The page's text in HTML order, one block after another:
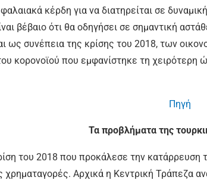
κέρδη για να διατηρείται σε
βέβαιο ότι θα οδηγήσει σε σημαντική
ως συνέπεια της κρίσης του 2018, των
κορονοϊού που εμφανίστηκε τη χειρότερη
Πηγή
Τα προβλήματα της
του 2018 που προκάλεσε την κατάρρευση
χρηματαγορές. Αρχικά η Κεντρική Τράπεζα